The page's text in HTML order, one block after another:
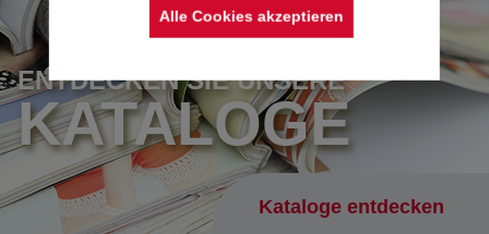
ENTDECKEN SIE UNSERE
KATALOGE
Kataloge entdecken
Alle Cookies akzeptieren